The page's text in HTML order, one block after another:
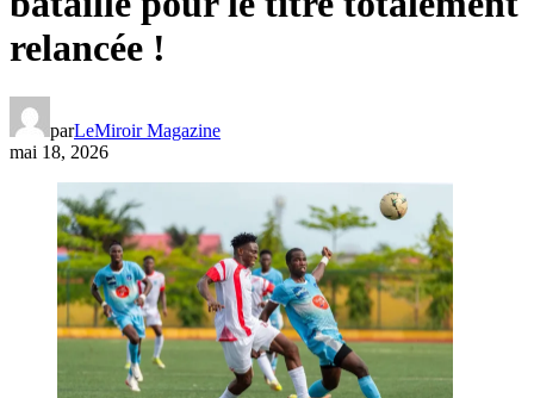
relancée !
parLeMiroir Magazine
mai 18, 2026